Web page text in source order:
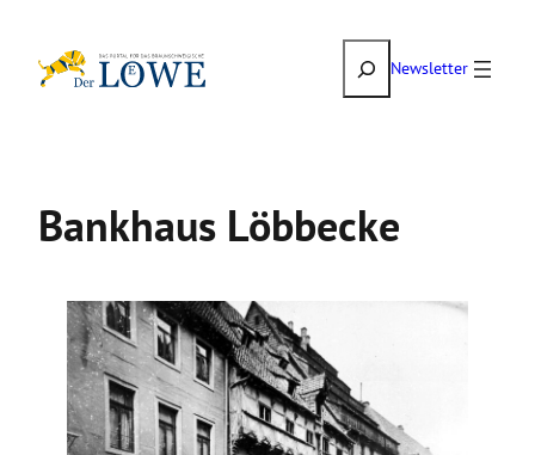
Inhalt
SuchenNewsletter
Bankhaus Löbbecke